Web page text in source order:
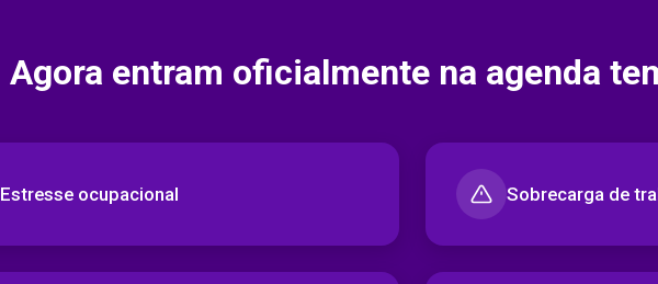
Agora entram oficialmente na agenda
Estresse ocupacional Sobrecarga de